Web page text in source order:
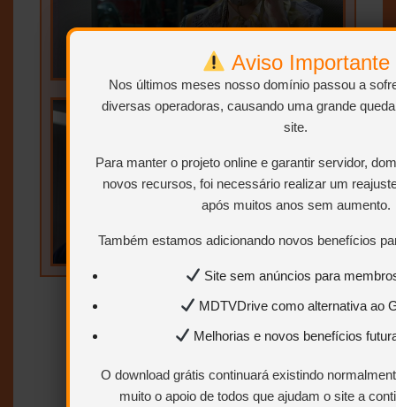
Aviso Importante
Nos últimos meses nosso domínio passou a
diversas operadoras, causando uma grande
site.
Para manter o projeto online e garantir servidor,
novos recursos, foi necessário realizar um
após muitos anos sem aumento.
Também estamos adicionando novos benefícios
Site sem anúncios para
MDTVDrive como alternativa ao
Melhorias e novos benefícios
O download grátis continuará existindo
muito o apoio de todos que ajudam o site a